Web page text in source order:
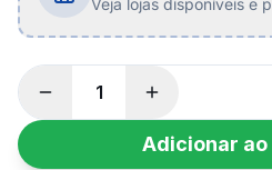
Veja lojas disponíveis e
Adicionar